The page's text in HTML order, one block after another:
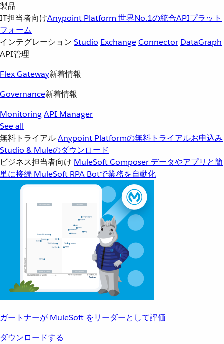
製品
IT担当者向けAnypoint Platform 世界No.1の統合APIプラット
フォーム
インテグレーション Studio ExchangeConnector DataGraph
API管理
Flex Gateway新着情報
Governance新着情報
MonitoringAPI Manager
See all
無料トライアルAnypoint Platformの無料トライアルお申込み
Studio & Muleのダウンロード
ビジネス担当者向け MuleSoft Composer データやアプリと簡
単に接続 MuleSoft RPA Botで業務を自動化
ガートナーが MuleSoft をリーダーとして評価
ダウンロードする